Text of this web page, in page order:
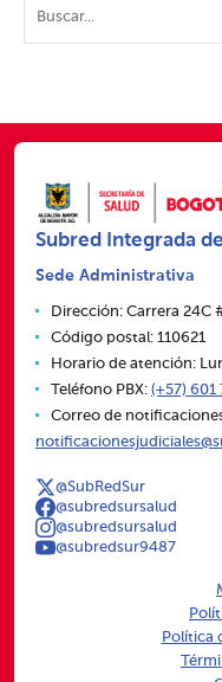
Subred Integrada
Sede Administrativa
Dirección: Carrera 24C
Código postal: 110621
Horario de atención:
Teléfono PBX: (+57) 601
Correo de
@SubRedSur
@subredsursalud
@subredsursalud
@subredsur9487
Política